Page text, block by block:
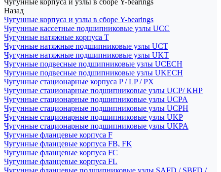
Чугунные корпуса и узлы в сборе Y-bearings
Назад
Чугунные корпуса и узлы в сборе Y-bearings
Чугунные кассетные подшипниковые узлы UCC
Чугунные натяжные корпуса T
Чугунные натяжные подшипниковые узлы UCT
Чугунные натяжные подшипниковые узлы UKT
Чугунные подвесные подшипниковые узлы UCECH
Чугунные подвесные подшипниковые узлы UKECH
Чугунные стационарные корпуса P / LP / PX
Чугунные стационарные подшипниковые узлы UCP/ KHP
Чугунные стационарные подшипниковые узлы UCPA
Чугунные стационарные подшипниковые узлы UCPH
Чугунные стационарные подшипниковые узлы UKP
Чугунные стационарные подшипниковые узлы UKPA
Чугунные фланцевые корпуса F
Чугунные фланцевые корпуса FB, FK
Чугунные фланцевые корпуса FC
Чугунные фланцевые корпуса FL
Чугунные фланцевые подшипниковые узлы SAFD / SBFD /